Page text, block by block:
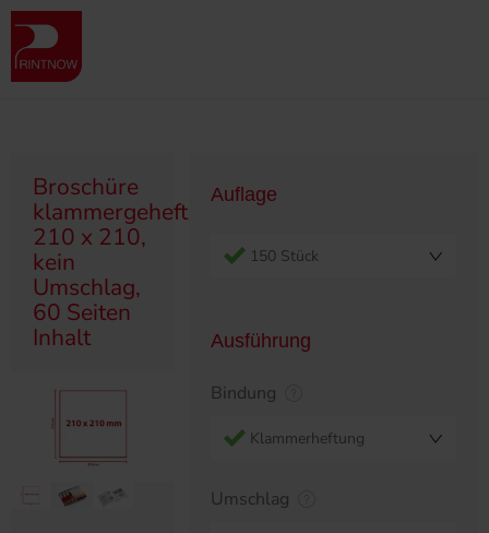
" >
Produktübersicht
Broschüre klammergeheftet, 210 x 210, kein Umschlag, 60 Seiten
Inhalt
Broschüre
klammergeheftet,
210 x 210,
kein
Umschlag,
60 Seiten
Inhalt
Auflage
150 Stück
Ausführung
Bindung
Klammerheftung
Umschlag